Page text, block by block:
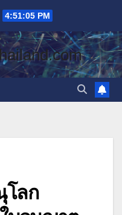
4:51:07 PM
โลก